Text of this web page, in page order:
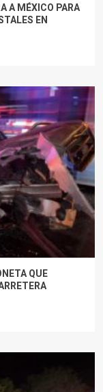
A MÉXICO PARA
EN
QUE